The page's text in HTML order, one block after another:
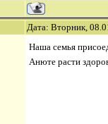
Дата: Вторник,
Наша семья
Анюте расти